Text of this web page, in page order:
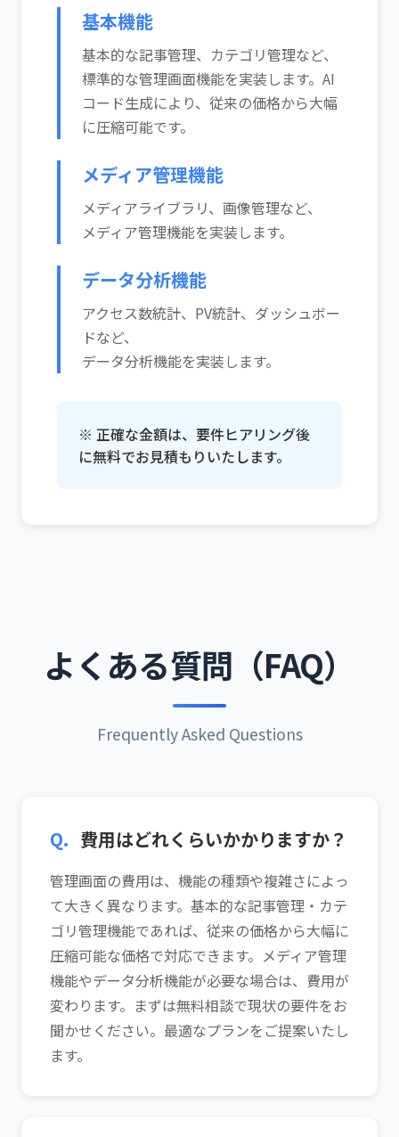
基本機能
基本的な記事管理、カテゴリ管理など、
標準的な管理画面機能を実装します。AI
コード生成により、従来の価格から大幅
に圧縮可能です。
メディア管理機能
メディアライブラリ、画像管理など、
メディア管理機能を実装します。
データ分析機能
アクセス数統計、PV統計、ダッシュボー
ドなど、
データ分析機能を実装します。
※ 正確な金額は、要件ヒアリング後
に無料でお見積もりいたします。
よくある質問（FAQ）
Frequently Asked Questions
Q. 費用はどれくらいかかりますか？
管理画面の費用は、機能の種類や複雑さによっ
て大きく異なります。基本的な記事管理・カテ
ゴリ管理機能であれば、従来の価格から大幅に
圧縮可能な価格で対応できます。メディア管理
機能やデータ分析機能が必要な場合は、費用が
変わります。まずは無料相談で現状の要件をお
聞かせください。最適なプランをご提案いたし
ます。